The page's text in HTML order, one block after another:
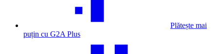
Plătește mai
puțin cu G2A Plus